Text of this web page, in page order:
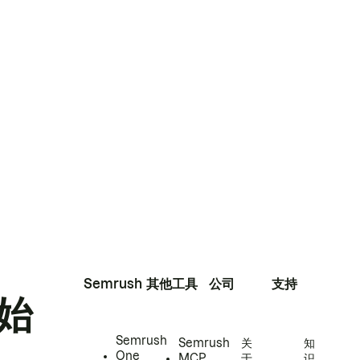
Semrush
Semrush
One
其他工具
Semrush
公司
关
支持
知